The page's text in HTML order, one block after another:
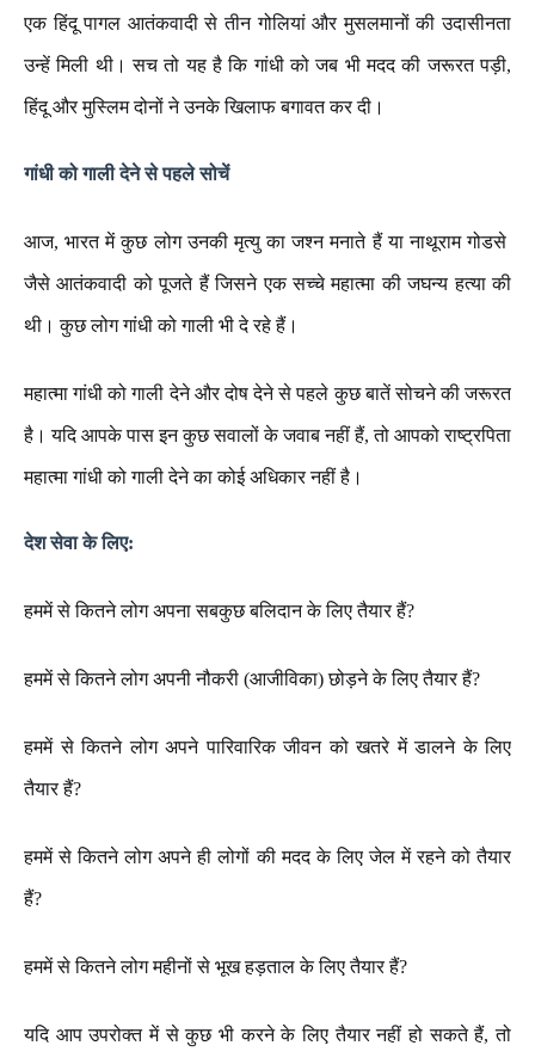
एक हिंदू पागल आतंकवादी से तीन गोलियां और मुसलमानों की उदासीनता
उन्हें मिली थी। सच तो यह है कि गांधी को जब भी मदद की जरूरत पड़ी,
हिंदू और मुस्लिम दोनों ने उनके खिलाफ बगावत कर दी।
गांधी को गाली देने से पहले सोचें
आज,भारत में कुछ लोग उनकी मृत्यु का जश्न मनाते हैं या नाथूराम गोडसे
जैसे आतंकवादी को पूजते हैं जिसने एक सच्चे महात्मा की जघन्य हत्या की
थी। कुछ लोग गांधी को गाली भी दे रहे हैं।
महात्मा गांधी को गाली देने और दोष देने से पहले कुछ बातें सोचने की जरूरत
है।यदि आपके पास इन कुछ सवालों के जवाब नहीं हैं,तो आपको राष्ट्रपिता
महात्मा गांधी को गाली देने का कोई अधिकार नहीं है।
देश सेवा के लिए:
हममें से कितने लोग अपनासबकुछ बलिदान के लिए तैयार हैं?
हममें से कितने लोग अपनी नौकरी (आजीविका)छोड़ने के लिए तैयार हैं?
हममें से कितने लोग अपने पारिवारिक जीवन को खतरे में डालने के लिए
तैयार हैं?
हममें से कितने लोग अपने ही लोगों की मदद के लिए जेल में रहने को तैयार
हैं?
हममें से कितने लोग महीनों से भूख हड़ताल के लिए तैयार हैं?
यदि आप उपरोक्त में से कुछ भी करने के लिए तैयार नहीं हो सकते हैं,तो